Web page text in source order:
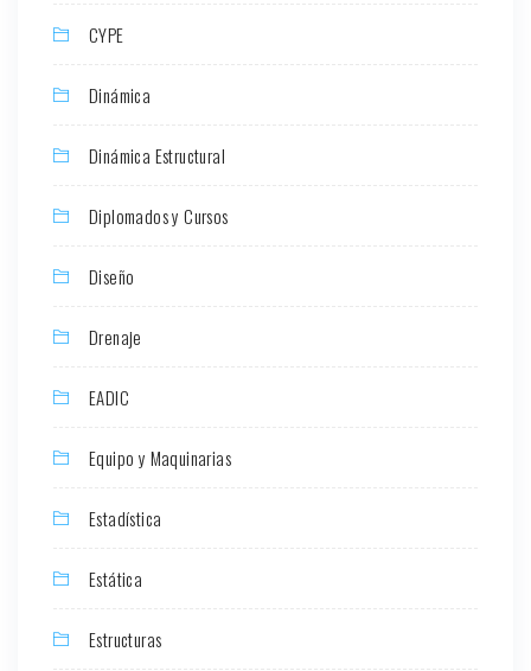
CYPE
Dinámica
Dinámica Estructural
Diplomados y Cursos
Diseño
Drenaje
EADIC
Equipo y Maquinarias
Estadística
Estática
Estructuras